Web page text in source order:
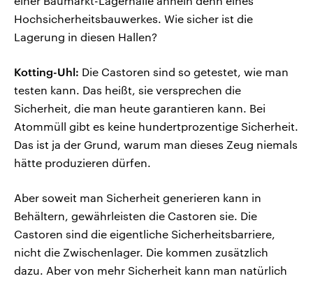
Hochsicherheitsbauwerkes. Wie sicher ist die
Lagerung in diesen Hallen?
Kotting-Uhl: Die Castoren sind so getestet, wie man
testen kann. Das heißt, sie versprechen die
Sicherheit, die man heute garantieren kann. Bei
Atommüll gibt es keine hundertprozentige Sicherheit.
Das ist ja der Grund, warum man dieses Zeug niemals
hätte produzieren dürfen.
Aber soweit man Sicherheit generieren kann in
Behältern, gewährleisten die Castoren sie. Die
Castoren sind die eigentliche Sicherheitsbarriere,
nicht die Zwischenlager. Die kommen zusätzlich
dazu. Aber von mehr Sicherheit kann man natürlich